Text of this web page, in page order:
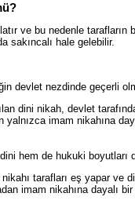
ve bu nedenle
sakıncalı hale gelebilir.
devlet nezdinde geçerli
dini nikah, devlet
yalnızca imam nikahına
hem de hukuki boyutları
nikahı tarafları eş yapar
imam nikahına dayalı